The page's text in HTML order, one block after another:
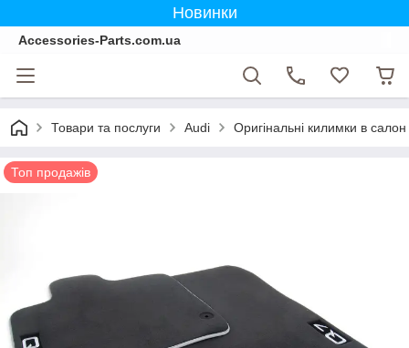
Новинки
Accessories-Parts.com.ua
Товари та послуги Audi Оригінальні килимки в
Топ продажів